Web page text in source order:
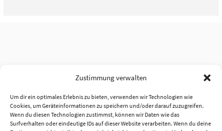
Zustimmung verwalten
Um dir ein optimales Erlebnis zu bieten, verwenden wir Technologien wie
Cookies, um Geräteinformationen zu speichern und/oder darauf zuzugreifen.
Wenn du diesen Technologien zustimmst, können wir Daten wie das
Surfverhalten oder eindeutige IDs auf dieser Website verarbeiten. Wenn du deine